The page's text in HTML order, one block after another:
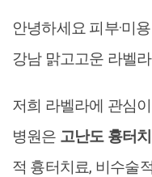
안녕하세요 피부·미
강남 맑고고운 라벨
저희 라벨라에 관심
병원은 고난도 흉터
적 흉터치료, 비수술